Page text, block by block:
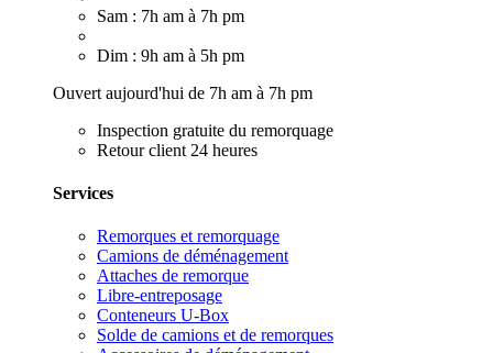
Sam : 7h am à 7h pm
Dim : 9h am à 5h pm
Ouvert aujourd'hui de 7h am à 7h pm
Inspection gratuite du remorquage
Retour client 24 heures
Services
Remorques et remorquage
Camions de déménagement
Attaches de remorque
Libre-entreposage
Conteneurs U-Box
Solde de camions et de remorques